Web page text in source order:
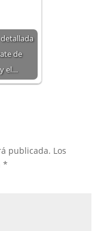
de
el…
publicada. Los
*